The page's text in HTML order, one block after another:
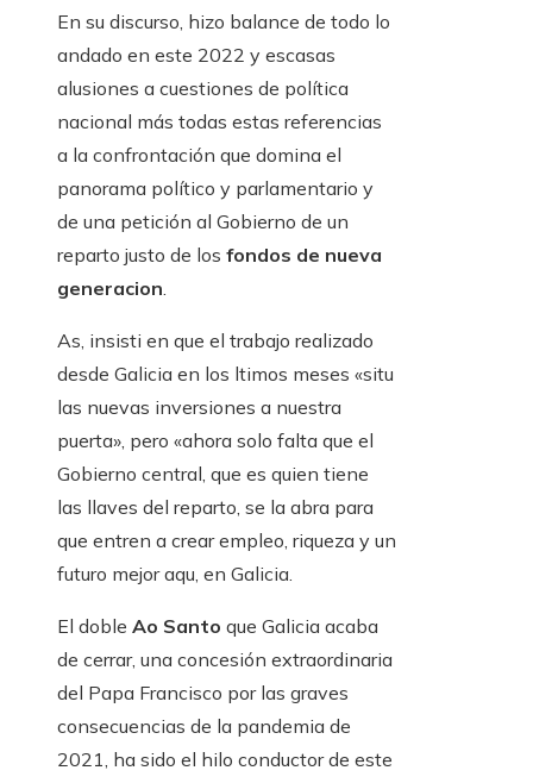
En su discurso, hizo balance de todo lo
andado en este 2022 y escasas
alusiones a cuestiones de política
nacional más todas estas referencias
a la confrontación que domina el
panorama político y parlamentario y
de una petición al Gobierno de un
reparto justo de los fondos de nueva
generacion.
As, insisti en que el trabajo realizado
desde Galicia en los ltimos meses «situ
las nuevas inversiones a nuestra
puerta», pero «ahora solo falta que el
Gobierno central, que es quien tiene
las llaves del reparto, se la abra para
que entren a crear empleo, riqueza y un
futuro mejor aqu, en Galicia.
El doble Ao Santo que Galicia acaba
de cerrar, una concesión extraordinaria
del Papa Francisco por las graves
consecuencias de la pandemia de
2021, ha sido el hilo conductor de este